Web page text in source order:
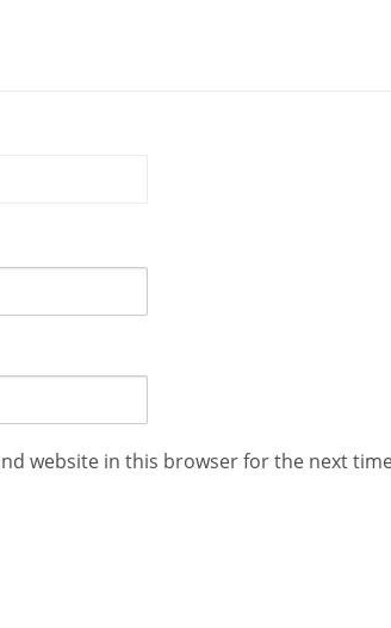
website in this browser for the next